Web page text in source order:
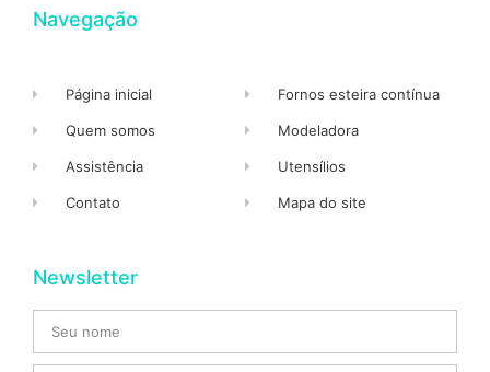
Navegação
Página inicial
Quem somos
Assistência
Contato
Fornos esteira contínua
Modeladora
Utensílios
Mapa do site
Newsletter